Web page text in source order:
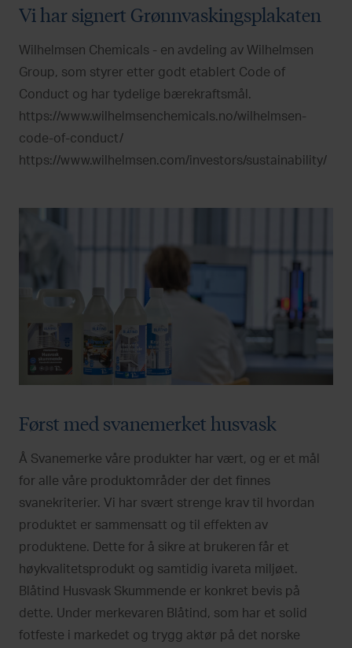
Vi har signert Grønnvaskingsplakaten
Wilhelmsen Chemicals - en avdeling av Wilhelmsen
Group, som styrer etter godt etablert Code of
Conduct og har tydelige bærekraftsmål.
https://www.wilhelmsenchemicals.no/wilhelmsen-
code-of-conduct/
https://www.wilhelmsen.com/investors/sustainability/
Først med svanemerket husvask
Å Svanemerke våre produkter har vært, og er et mål
for alle våre produktområder der det finnes
svanekriterier. Vi har svært strenge krav til hvordan
produktet er sammensatt og til effekten av
produktene. Dette for å sikre at brukeren får et
høykvalitetsprodukt og samtidig ivareta miljøet.
Blåtind Husvask Skummende er konkret bevis på
dette. Under merkevaren Blåtind, som har et solid
fotfeste i markedet og trygg aktør på det norske